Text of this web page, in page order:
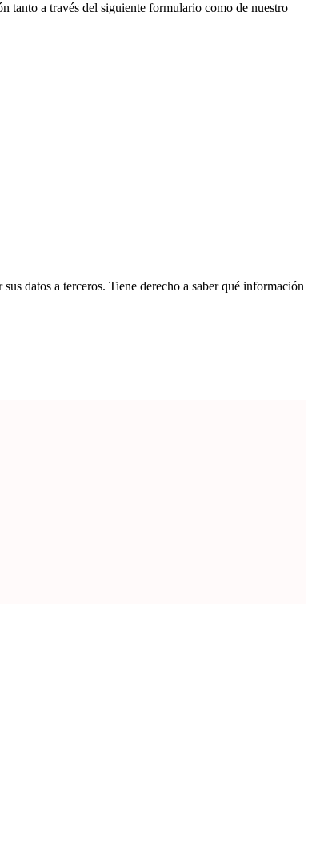
tanto a través del siguiente formulario como de nuestro
datos a terceros. Tiene derecho a saber qué información